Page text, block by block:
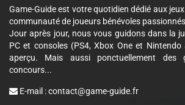
Game-Guide est votre quotidien dédié aux
communauté de joueurs bénévoles
Jour après jour, nous vous guidons dans la
PC et consoles (PS4, Xbox One et
aperçu. Mais aussi ponctuellement des
concours...
E-mail :contact@game-guide.fr